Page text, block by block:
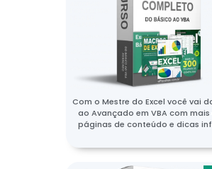
Com o Mestre do Excel você vai
ao Avançado em VBA com mais
páginas de conteúdo e dicas